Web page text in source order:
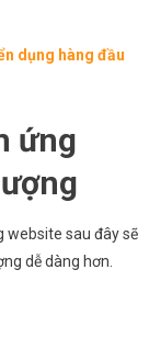
dụng hàng đầu
ứng
website sau đây sẽ
dễ dàng hơn.